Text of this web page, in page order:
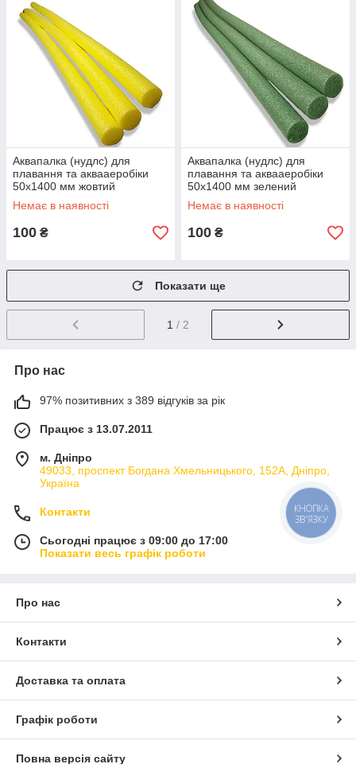
Аквапалка (нудлс) для
плавання та аквааеробіки
50х1400 мм жовтий
Немає в наявності
100 ₴
Аквапалка (нудлс) для
плавання та аквааеробіки
50х1400 мм зелений
Немає в наявності
100 ₴
Показати ще
1 / 2
Про нас
97% позитивних з 389 відгуків за рік
Працює з 13.07.2011
м. Дніпро
49033, проспект Богдана Хмельницького, 152А, Дніпро,
Україна
Контакти
Сьогодні працює з 09:00 до 17:00
Показати весь графік роботи
Про нас
Контакти
Доставка та оплата
Графік роботи
Повна версія сайту
КНОПКА
ЗВ'ЯЗКУ